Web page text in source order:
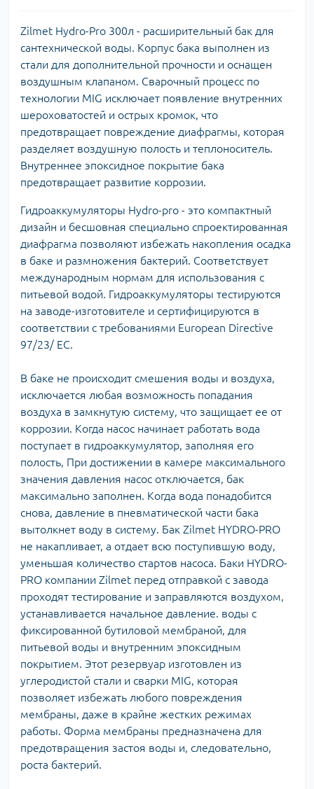
Zilmet Hydro-Pro 300л - расширительный бак для
сантехнической воды. Корпус бака выполнен из
стали для дополнительной прочности и оснащен
воздушным клапаном. Сварочный процесс по
технологии MIG исключает появление внутренних
шероховатостей и острых кромок, что
предотвращает повреждение диафрагмы, которая
разделяет воздушную полость и теплоноситель.
Внутреннее эпоксидное покрытие бака
предотвращает развитие коррозии.
Гидроаккумуляторы Hydro-pro - это компактный
дизайн и бесшовная специально спроектированная
диафрагма позволяют избежать накопления осадка
в баке и размножения бактерий. Соответствует
международным нормам для использования с
питьевой водой. Гидроаккумуляторы тестируются
на заводе-изготовителе и сертифицируются в
соответствии с требованиями European Directive
97/23/ EC.
В баке не происходит смешения воды и воздуха,
исключается любая возможность попадания
воздуха в замкнутую систему, что защищает ее от
коррозии. Когда насос начинает работать вода
поступает в гидроаккумулятор, заполняя его
полость, При достижении в камере максимального
значения давления насос отключается, бак
максимально заполнен. Когда вода понадобится
снова, давление в пневматической части бака
вытолкнет воду в систему. Бак Zilmet HYDRO-PRO
не накапливает, а отдает всю поступившую воду,
уменьшая количество стартов насоса. Баки HYDRO-
PRO компании Zilmet перед отправкой с завода
проходят тестирование и заправляются воздухом,
устанавливается начальное давление. воды с
фиксированной бутиловой мембраной, для
питьевой воды и внутренним эпоксидным
покрытием. Этот резервуар изготовлен из
углеродистой стали и сварки MIG, которая
позволяет избежать любого повреждения
мембраны, даже в крайне жестких режимах
работы. Форма мембраны предназначена для
предотвращения застоя воды и, следовательно,
роста бактерий.